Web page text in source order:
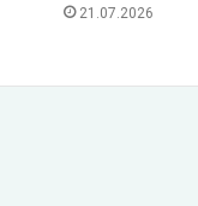
21.07.2026